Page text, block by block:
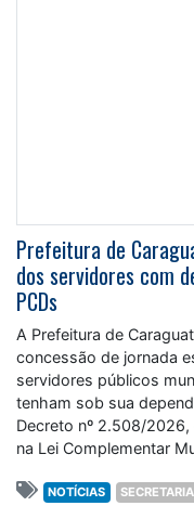
Prefeitura de
dos servidores com
PCDs
A Prefeitura de
concessão de jornada
servidores públicos
tenham sob sua
Decreto nº 2.508/
na Lei Complementar
NOTÍCIAS